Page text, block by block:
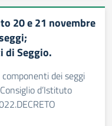
20 e 21 novembre
di Seggio.
dei seggi
d’Istituto